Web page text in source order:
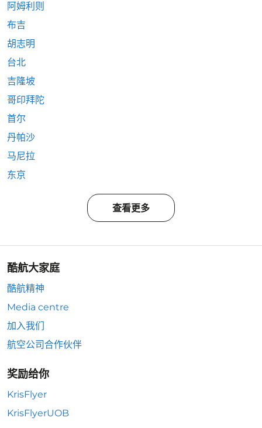
阿姆利则
布吉
胡志明
台北
吉隆坡
哥印拜陀
首尔
丹帕沙
马尼拉
东京
查看更多
酷航大家庭
酷航精神
Media centre
加入我们
航空公司合作伙伴
奖励给你
KrisFlyer
KrisFlyerUOB